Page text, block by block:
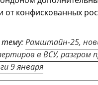
от конфискованных
тему:Рамштайн-25,
в ВСУ, разгром
9 января